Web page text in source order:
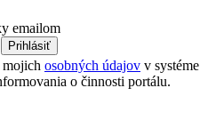
emailom
Prihlásiť
mojich osobných údajov v systéme
o činnosti portálu.